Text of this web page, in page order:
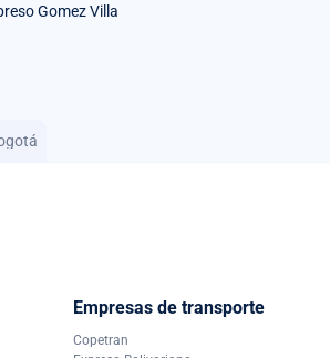
Gomez Villa
Empresas de transporte
Copetran